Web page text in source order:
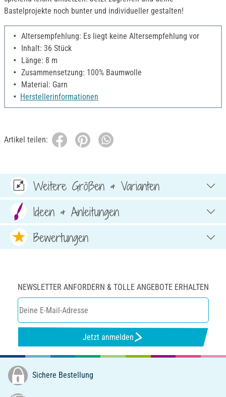
Bastelprojekte noch bunter und individueller gestalten!
Altersempfehlung: Es liegt keine Altersempfehlung vor
Inhalt: 36 Stück
Länge: 8 m
Zusammensetzung: 100% Baumwolle
Material: Garn
Herstellerinformationen
Artikel teilen:
Weitere Größen & Varianten
Ideen & Anleitungen
Bewertungen
NEWSLETTER ANFORDERN & TOLLE ANGEBOTE ERHALTEN
Jetzt anmelden
Sichere Bestellung